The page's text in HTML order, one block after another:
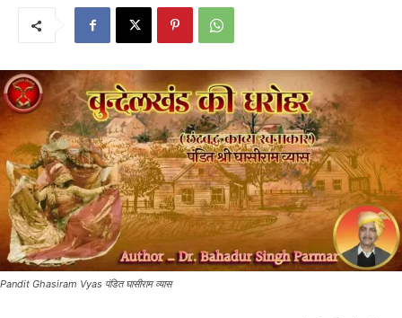
Pandit Ghasiram Vyas पंडित घासीराम व्यास